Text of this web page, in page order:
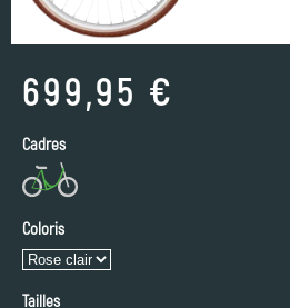
699,95 €
Cadres
Coloris
Tailles